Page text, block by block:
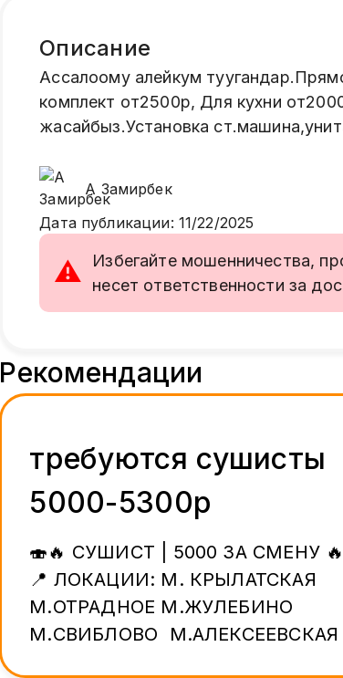
Описание
Ассалоому алейкум
комплект от2500р, Для кухни
жасайбыз.Установка
А Замирбек
Дата публикации: 11/22/2025
⚠
Избегайте мошенничества,
несет ответственности за
Рекомендации
требуются сушисты
5000-5300р
🍣🔥 СУШИСТ | 5000 ЗА СМЕНУ
📍 ЛОКАЦИИ: М. КРЫЛАТСКАЯ
М.ОТРАДНОЕ М.ЖУЛЕБИНО
М.СВИБЛОВО М.АЛЕКСЕЕВСКАЯ